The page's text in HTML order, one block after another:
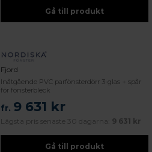
Gå till produkt
Fjord
Inåtgående PVC parfönsterdörr 3-glas + spår
för fönsterbleck
fr. 9 631 kr
Lägsta pris senaste 30 dagarna: 9 631 kr
Gå till produkt